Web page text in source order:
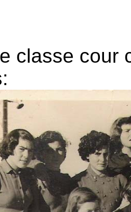
classe cour